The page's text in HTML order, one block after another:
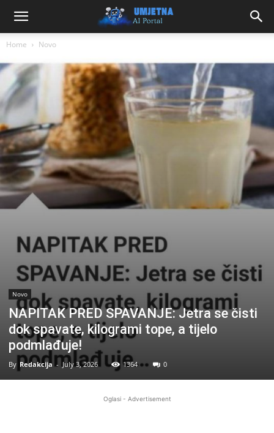
Home Novo
Novo
NAPITAK PRED SPAVANJE: Jetra se čisti
dok spavate, kilogrami tope, a tijelo
podmlađuje!
By Redakcija - July 3, 2026 1364 0
Oglasi - Advertisement